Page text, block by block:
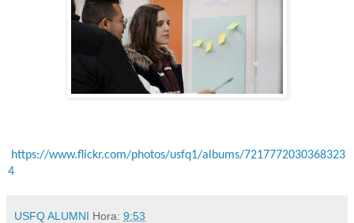
https://www.flickr.com/photos/usfq1/albums/7217772030368323
4
USFQ ALUMNI Hora: 9:53